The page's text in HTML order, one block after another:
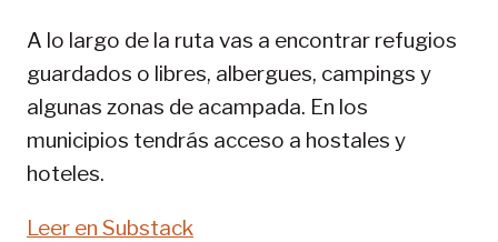
A lo largo de la ruta vas a encontrar refugios
guardados o libres, albergues, campings y
algunas zonas de acampada. En los
municipios tendrás acceso a hostales y
hoteles.
Leer en Substack